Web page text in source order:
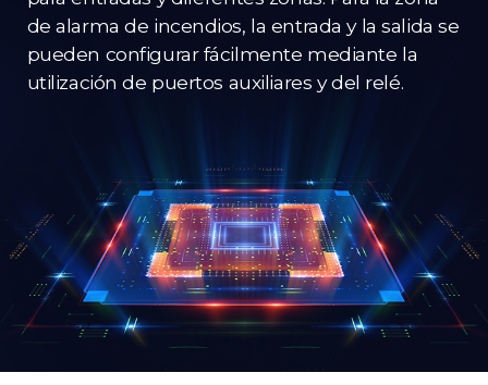
de alarma de incendios, la entrada y la salida se
pueden configurar fácilmente mediante la
utilización de puertos auxiliares y del relé.